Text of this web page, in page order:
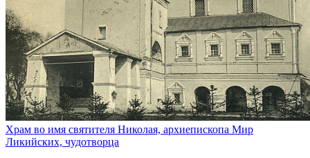
Храм во имя святителя Николая, архиепископа Мир
Ликийских, чудотворца